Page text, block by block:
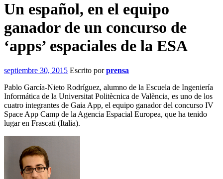
Un español, en el equipo
ganador de un concurso de
‘apps’ espaciales de la ESA
septiembre 30, 2015 Escrito porprensa
Pablo García-Nieto Rodríguez, alumno de la Escuela de Ingeniería
Informática de la Universitat Politècnica de València, es uno de los
cuatro integrantes de Gaia App, el equipo ganador del concurso IV
Space App Camp de la Agencia Espacial Europea, que ha tenido
lugar en Frascati (Italia).